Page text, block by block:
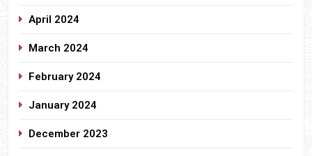
April 2024
March 2024
February 2024
January 2024
December 2023